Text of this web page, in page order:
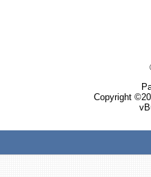
Copyright